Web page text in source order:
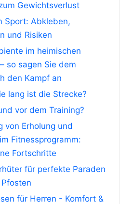
Gewichtsverlust
Sport: Abkleben,
und Risiken
im heimischen
so sagen Sie dem
den Kampf an
lang ist die Strecke?
vor dem Training?
von Erholung und
Fitnessprogramm:
Fortschritte
für perfekte Paraden
für Herren - Komfort &